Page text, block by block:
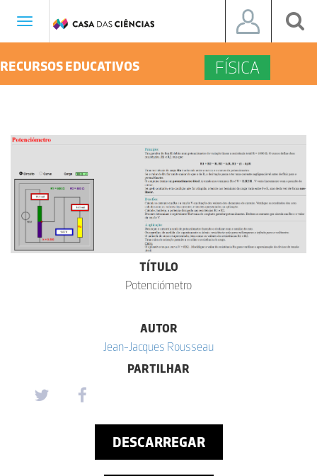
Toggle
RECURSOS EDUCATIVOS FÍSICA
TÍTULO
Potenciómetro
AUTOR
Jean-Jacques Rousseau
PARTILHAR
DESCARREGAR